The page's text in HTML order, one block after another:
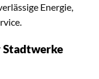
Energie,
Stadtwerke